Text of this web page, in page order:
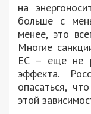
на
больше с
менее, это
Многие
ЕС – еще не
эффекта.
опасаться,
этой